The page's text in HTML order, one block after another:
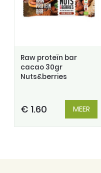
Raw proteïn bar
cacao 30gr
Nuts&berries
€ 1.60 MEER